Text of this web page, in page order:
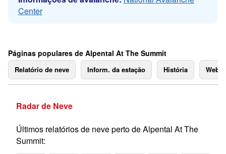
Center
Páginas populares de Alpental At The Summit
Relatório de neve Inform. da estação História
Radar de Neve
Últimos relatórios de neve perto de Alpental At The
Summit: